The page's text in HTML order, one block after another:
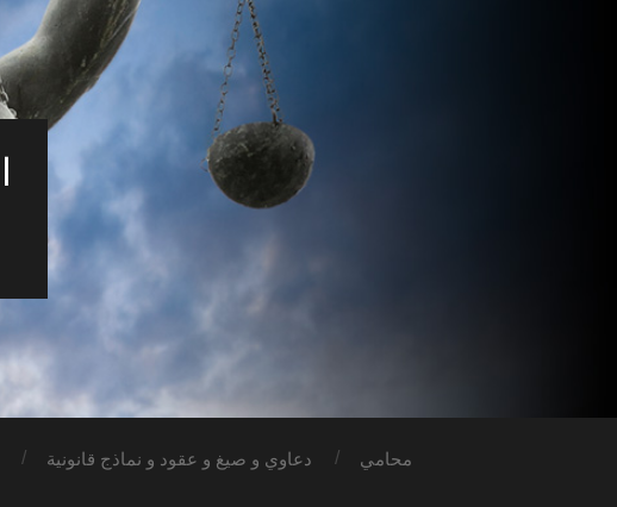
محامي دعاوي و صيغ و عقود و نماذج قانونية